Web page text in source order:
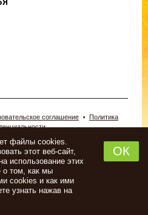
магазин создан в
о сайте
соглашение
Политика
пивовар».
Анна Леонидовна.
22-00, 2-409-203
проспект, 98
файлы cookies.
этот веб-сайт,
использование этих
о том, как мы
cookies и как ими
узнать нажав на
ОК